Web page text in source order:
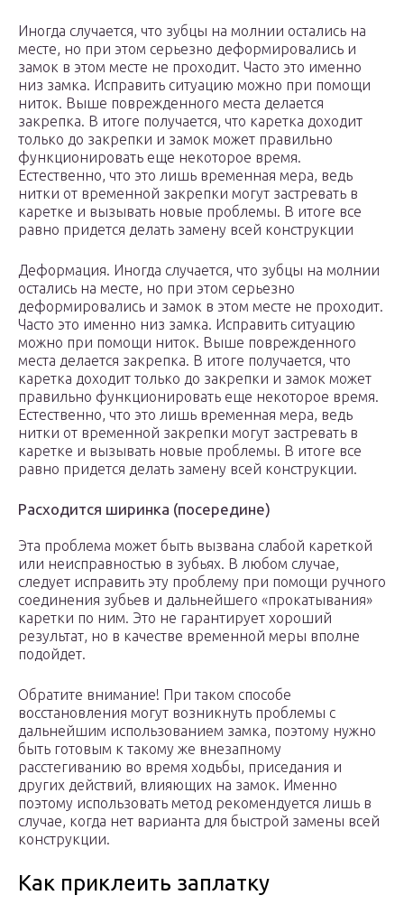
Иногда случается, что зубцы на молнии остались на
месте, но при этом серьезно деформировались и
замок в этом месте не проходит. Часто это именно
низ замка. Исправить ситуацию можно при помощи
ниток. Выше поврежденного места делается
закрепка. В итоге получается, что каретка доходит
только до закрепки и замок может правильно
функционировать еще некоторое время.
Естественно, что это лишь временная мера, ведь
нитки от временной закрепки могут застревать в
каретке и вызывать новые проблемы. В итоге все
равно придется делать замену всей конструкции
Деформация. Иногда случается, что зубцы на молнии
остались на месте, но при этом серьезно
деформировались и замок в этом месте не проходит.
Часто это именно низ замка. Исправить ситуацию
можно при помощи ниток. Выше поврежденного
места делается закрепка. В итоге получается, что
каретка доходит только до закрепки и замок может
правильно функционировать еще некоторое время.
Естественно, что это лишь временная мера, ведь
нитки от временной закрепки могут застревать в
каретке и вызывать новые проблемы. В итоге все
равно придется делать замену всей конструкции.
Расходится ширинка (посередине)
Эта проблема может быть вызвана слабой кареткой
или неисправностью в зубьях. В любом случае,
следует исправить эту проблему при помощи ручного
соединения зубьев и дальнейшего «прокатывания»
каретки по ним. Это не гарантирует хороший
результат, но в качестве временной меры вполне
подойдет.
Обратите внимание! При таком способе
восстановления могут возникнуть проблемы с
дальнейшим использованием замка, поэтому нужно
быть готовым к такому же внезапному
расстегиванию во время ходьбы, приседания и
других действий, влияющих на замок. Именно
поэтому использовать метод рекомендуется лишь в
случае, когда нет варианта для быстрой замены всей
конструкции.
Как приклеить заплатку